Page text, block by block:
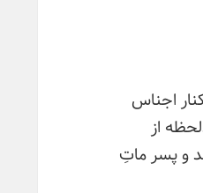
اجناس
از
و پسر ماتِ